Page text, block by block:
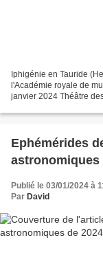
Iphigénie en Tauride
l'Académie royale de
janvier 2024 Théâtre
Ephémérides
astronomiques
Publié le 03/01/2024 à
Par David